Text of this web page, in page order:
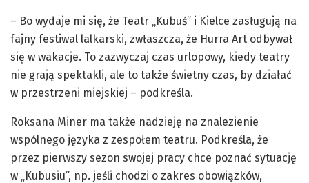
– Bo wydaje mi się, że Teatr „Kubuś” i Kielce zasługują na
fajny festiwal lalkarski, zwłaszcza, że Hurra Art odbywał
się w wakacje. To zazwyczaj czas urlopowy, kiedy teatry
nie grają spektakli, ale to także świetny czas, by działać
w przestrzeni miejskiej – podkreśla.
Roksana Miner ma także nadzieję na znalezienie
wspólnego języka z zespołem teatru. Podkreśla, że
przez pierwszy sezon swojej pracy chce poznać sytuację
w „Kubusiu”, np. jeśli chodzi o zakres obowiązków,